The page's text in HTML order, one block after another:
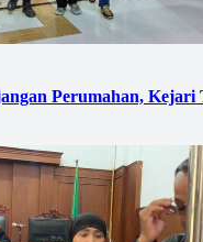
Perumahan, Kejari